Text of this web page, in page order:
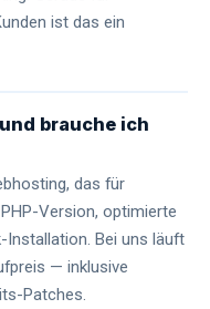
ist das ein
brauche ich
das für
Version, optimierte
Installation. Bei uns läuft
— inklusive
Patches.